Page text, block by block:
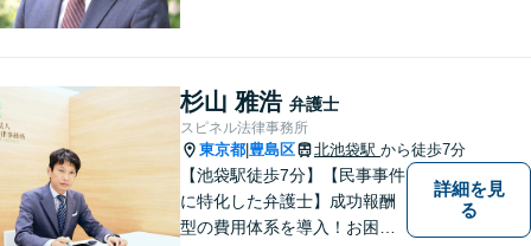
続・離婚・企業法務はお任せ
ください。【板橋駅徒歩1分】
杉山 雅浩 弁護士
スピネル法律事務所
東京都 豊島区 北池袋駅 から徒歩7分
【池袋駅徒歩7分】【民事事件
に特化した弁護士】成功報酬
型の費用体系を導入！お困り
詳細を見
る